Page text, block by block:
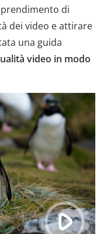
di
dei video e attirare
una guida
video in modo